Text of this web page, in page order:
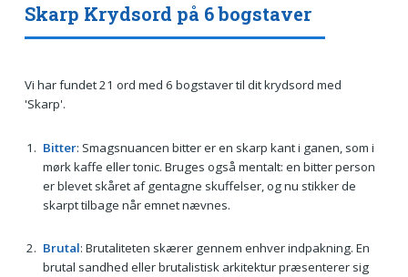
Skarp Krydsord på 6 bogstaver
Vi har fundet 21 ord med 6 bogstaver til dit krydsord med
'Skarp'.
Bitter: Smagsnuancen bitter er en skarp kant i ganen, som i
mørk kaffe eller tonic. Bruges også mentalt: en bitter person
er blevet skåret af gentagne skuffelser, og nu stikker de
skarpt tilbage når emnet nævnes.
Brutal: Brutaliteten skærer gennem enhver indpakning. En
brutal sandhed eller brutalistisk arkitektur præsenterer sig